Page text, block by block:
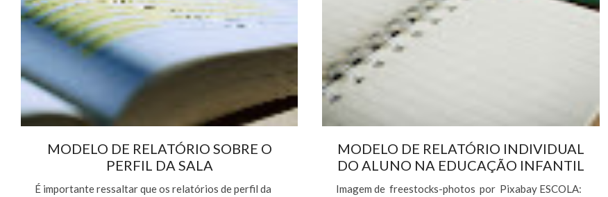
MODELO DE RELATÓRIO SOBRE O
PERFIL DA SALA
É importante ressaltar que os relatórios de perfil da
MODELO DE RELATÓRIO INDIVIDUAL
DO ALUNO NA EDUCAÇÃO INFANTIL
Imagem de freestocks-photos por Pixabay ESCOLA: